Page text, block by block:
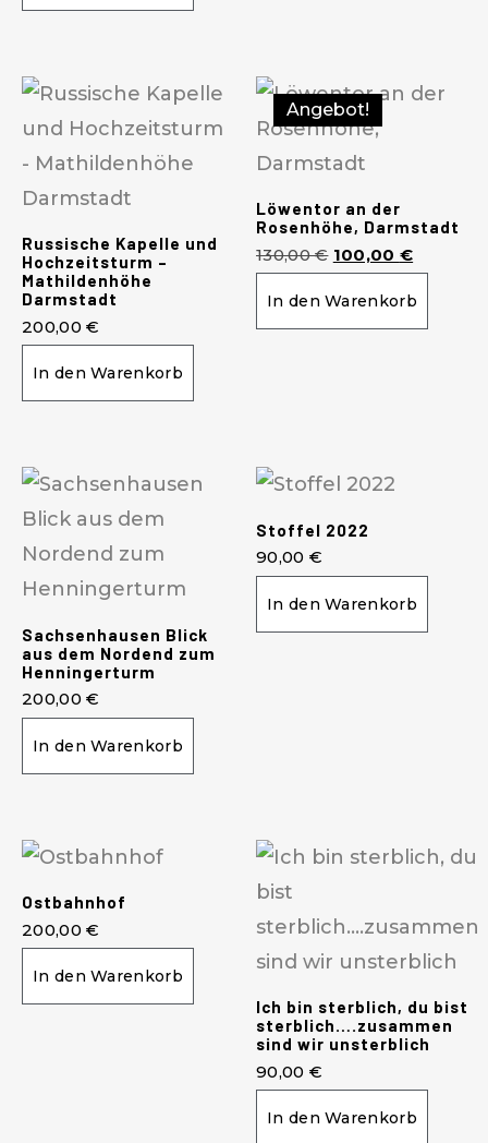
Russische Kapelle und
Hochzeitsturm –
Mathildenhöhe
Darmstadt
200,00€
In den Warenkorb
Angebot!
Löwentor an der
Rosenhöhe, Darmstadt
130,00€ 100,00 €
In den Warenkorb
Sachsenhausen Blick
aus dem Nordend zum
Henningerturm
200,00€
In den Warenkorb
Stoffel 2022
90,00 €
In den Warenkorb
Ostbahnhof
200,00€
In den Warenkorb
Ich bin sterblich, du bist
sterblich….zusammen
sind wir unsterblich
90,00 €
In den Warenkorb